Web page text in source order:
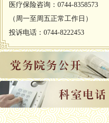
医疗保险咨询：0744-8358573
（周一至周五正常工作日）
投诉电话：0744-8222453